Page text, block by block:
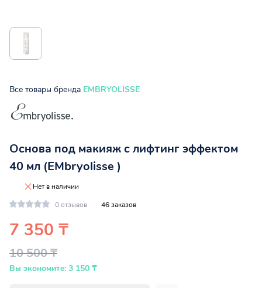
Все товары бренда EMBRYOLISSE
Основа под макияж с лифтинг эффектом
40 мл (EMbryolisse )
Нет в наличии
0 отзывов
46 заказов
7 350 ₸
10 500 ₸
Вы экономите: 3 150 ₸